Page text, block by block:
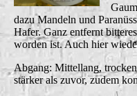
dazu Mandeln und
Hafer. Ganz entfernt
worden ist. Auch hier
Abgang: Mittellang,
stärker als zuvor, zudem